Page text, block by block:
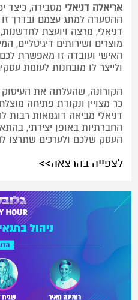
אריאלה דניאלי מסבירה, כיצד
ההסעדה למתג עצמם ובדרך
דניאלי, מרצה ויועצת
מוצרים ושירותים דיגיטליים,
האישי ועובדה זו מאפשרת
ולייצר לו מובחנות לעומת
הקורונה, שהעלתה את העיסוק
כר מצויין ונקודת פתיחה
דניאלי מביאה דוגמאות
החברתיות באופן יצירתי,
העסק שלכם ולערכים שתרצו
לצפייה בהרצאה>>